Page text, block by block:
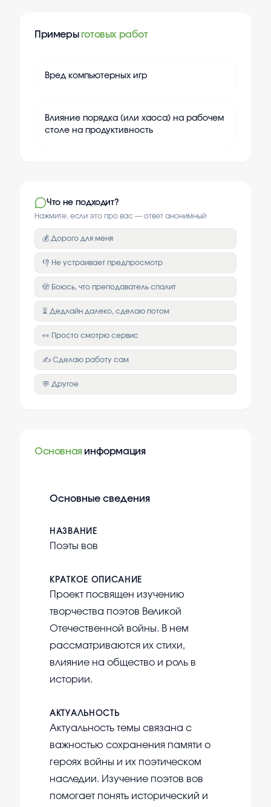
Примеры готовых работ
Вред компьютерных игр
Влияние порядка (или хаоса) на рабочем
столе на продуктивность
Что не подходит?
Нажмите, если это про вас — ответ анонимный
💰 Дорого для меня
👎 Не устраивает предпросмотр
🫣 Боюсь, что преподаватель спалит
⏳ Дедлайн далеко, сделаю потом
👀 Просто смотрю сервис
✍️ Сделаю работу сам
💬 Другое
Основная информация
Основные сведения
НАЗВАНИЕ
Поэты вов
КРАТКОЕ ОПИСАНИЕ
Проект посвящен изучению
творчества поэтов Великой
Отечественной войны. В нем
рассматриваются их стихи,
влияние на общество и роль в
истории.
АКТУАЛЬНОСТЬ
Актуальность темы связана с
важностью сохранения памяти о
героях войны и их поэтическом
наследии. Изучение поэтов вов
помогает понять исторический и